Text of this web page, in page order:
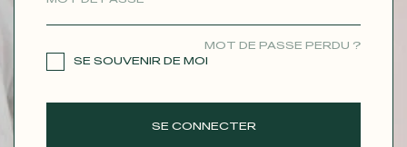
MOT DE PASSE PERDU ?
SE SOUVENIR DE MOI
SE CONNECTER